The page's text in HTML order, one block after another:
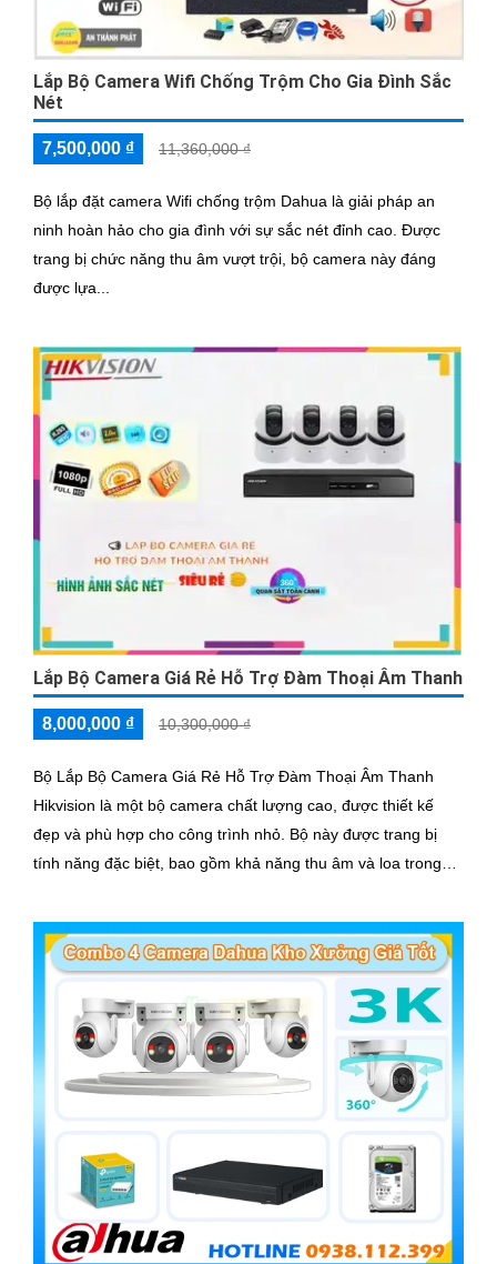
Lắp Bộ Camera Wifi Chống Trộm Cho Gia Đình Sắc
Nét
7,500,000 ₫ 11,360,000 ₫
Bộ lắp đặt camera Wifi chống trộm Dahua là giải pháp an
ninh hoàn hảo cho gia đình với sự sắc nét đỉnh cao. Được
trang bị chức năng thu âm vượt trội, bộ camera này đáng
được lựa...
Lắp Bộ Camera Giá Rẻ Hỗ Trợ Đàm Thoại Âm Thanh
8,000,000 ₫ 10,300,000 ₫
Bộ Lắp Bộ Camera Giá Rẻ Hỗ Trợ Đàm Thoại Âm Thanh
Hikvision là một bộ camera chất lượng cao, được thiết kế
đẹp và phù hợp cho công trình nhỏ. Bộ này được trang bị
tính năng đặc biệt, bao gồm khả năng thu âm và loa trong